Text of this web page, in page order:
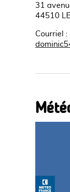
31
44510
Courriel
: